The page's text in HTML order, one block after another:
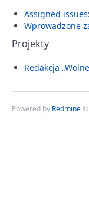
Assigned issues
Wprowadzone
Projekty
Redakcja
Powered by Redmine©